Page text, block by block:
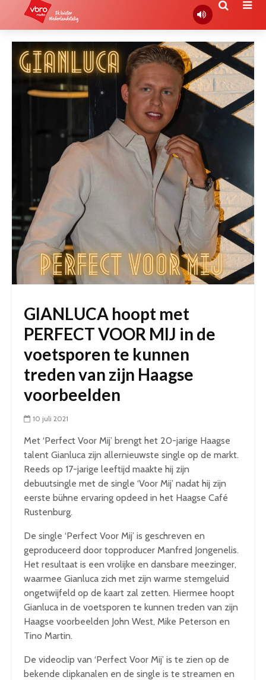
GIANLUCA hoopt met
PERFECT VOOR MIJ in de
voetsporen te kunnen
treden van zijn Haagse
voorbeelden
10 juli 2021
Met ‘Perfect Voor Mij’ brengt het 20-jarige Haagse
talent Gianluca zijn allernieuwste single op de markt.
Reeds op 17-jarige leeftijd maakte hij zijn
debuutsingle met de single ‘Voor Mij’ nadat hij zijn
eerste bühne ervaring opdeed in het Haagse Café
Rustenburg.
De single ‘Perfect Voor Mij’ is geschreven en
geproduceerd door topproducer Manfred Jongenelis.
Het resultaat is een vrolijke en dansbare meezinger,
waarmee Gianluca zich met zijn warme stemgeluid
ongetwijfeld op de kaart zal zetten. Hiermee hoopt
Gianluca in de voetsporen te kunnen treden van zijn
Haagse voorbeelden John West, Mike Peterson en
Tino Martin.
De videoclip van ‘Perfect Voor Mij’ is te zien op de
bekende clipkanalen en de single is te streamen en